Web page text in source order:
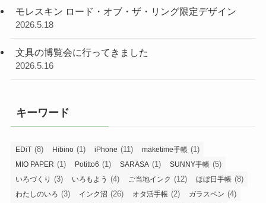
モレスキン ロード・オブ・ザ・リング限定デザイン
2026.5.18
文具の博覧会に行ってきました
2026.5.16
キーワード
EDiT (8) Hibino (1) iPhone (11) maketime手帳 (1)
MIO PAPER (1) Potitto6 (1) SARASA (1) SUNNY手帳 (5)
いろづくり (3) いろもよう (4) ご当地インク (12) ほぼ日手帳 (8)
わたしのいろ (3) インク沼 (26) オタ活手帳 (2) ガラスペン (4)